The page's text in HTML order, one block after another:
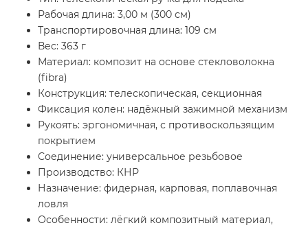
Рабочая длина: 3,00 м (300 см)
Транспортировочная длина: 109 см
Вес: 363 г
Материал: композит на основе стекловолокна
(fibra)
Конструкция: телескопическая, секционная
Фиксация колен: надёжный зажимной механизм
Рукоять: эргономичная, с противоскользящим
покрытием
Соединение: универсальное резьбовое
Производство: КНР
Назначение: фидерная, карповая, поплавочная
ловля
Особенности: лёгкий композитный материал,